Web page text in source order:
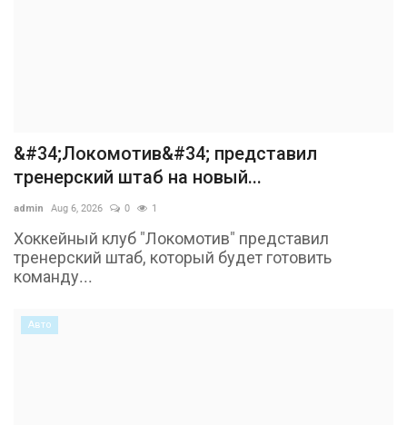
&#34;Локомотив&#34; представил
тренерский штаб на новый...
admin Aug 6, 2026 0 1
Хоккейный клуб "Локомотив" представил
тренерский штаб, который будет готовить
команду...
Авто